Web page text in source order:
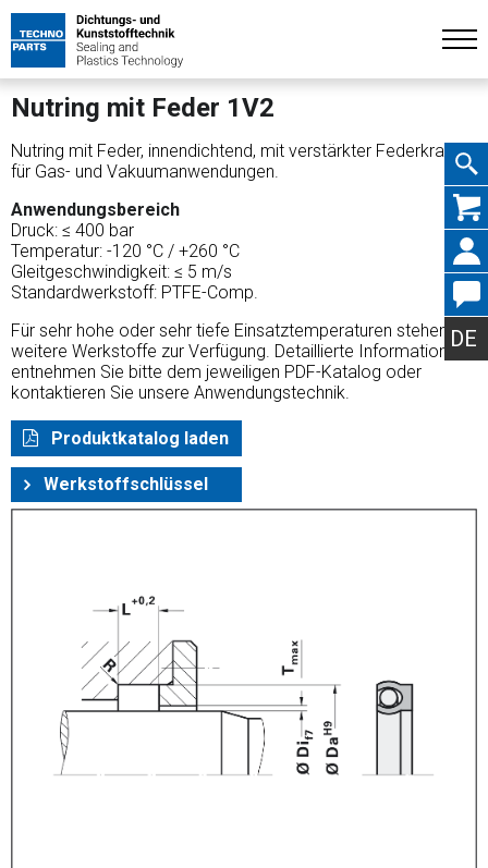
DE
Nutring mit Feder 1V2
Nutring mit Feder, innendichtend, mit verstärkter Federkraft
für Gas- und Vakuumanwendungen.
Anwendungsbereich
Druck: ≤ 400 bar
Temperatur: -120 °C / +260 °C
Gleitgeschwindigkeit: ≤ 5 m/s
Standardwerkstoff: PTFE-Comp.
Für sehr hohe oder sehr tiefe Einsatztemperaturen stehen
weitere Werkstoffe zur Verfügung. Detaillierte Informationen
entnehmen Sie bitte dem jeweiligen PDF-Katalog oder
kontaktieren Sie unsere Anwendungstechnik.
Produktkatalog laden
Werkstoffschlüssel